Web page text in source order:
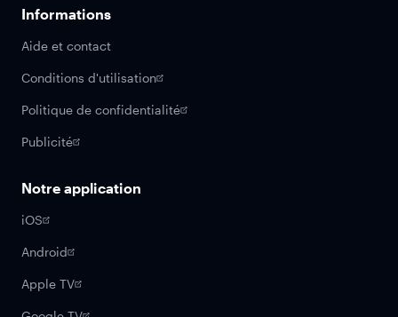
Informations
Aide et contact
Conditions d'utilisation
Politique de confidentialité
Publicité
Notre application
iOS
Android
Apple TV